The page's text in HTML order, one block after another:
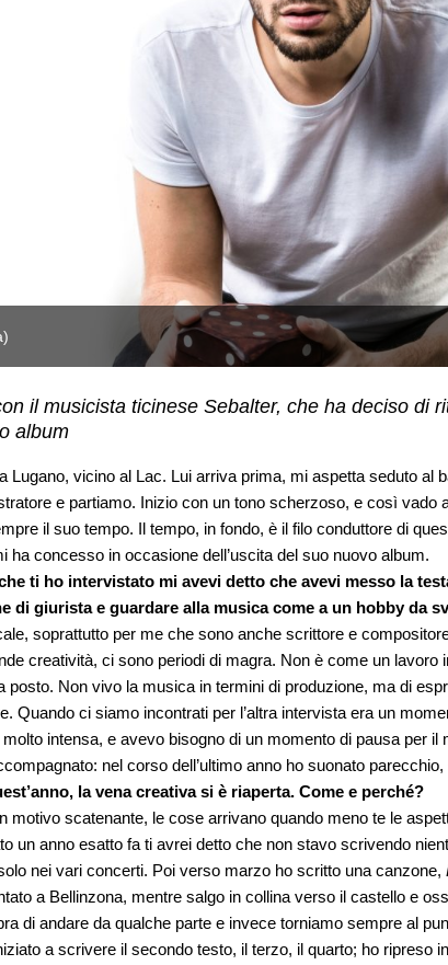
il musicista ticinese Sebalter, che ha deciso di
album
Lugano, vicino al Lac. Lui arriva prima, mi aspetta seduto al
e partiamo. Inizio con un tono scherzoso, e così vado
il suo tempo. Il tempo, in fondo, è il filo conduttore di
ha concesso in occasione dell’uscita del suo nuovo album.
ti ho intervistato mi avevi detto che avevi messo la
di giurista e guardare alla musica come a un hobby da
soprattutto per me che sono anche scrittore e
creatività, ci sono periodi di magra. Non è come un lavoro
posto. Non vivo la musica in termini di produzione, ma di
Quando ci siamo incontrati per l’altra intervista era un
molto intensa, e avevo bisogno di un momento di pausa per
nel corso dell’ultimo anno ho suonato
la vena creativa si è riaperta. Come e perché?
motivo scatenante, le cose arrivano quando meno te le
un anno esatto fa ti avrei detto che non stavo scrivendo
nei vari concerti. Poi verso marzo ho scritto una canzone,
a Bellinzona, mentre salgo in collina verso il castello e
di andare da qualche parte e invece torniamo sempre al
a scrivere il secondo testo, il terzo, il quarto; ho ripreso